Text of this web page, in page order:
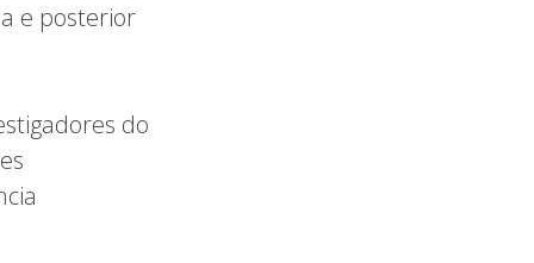
e posterior
do